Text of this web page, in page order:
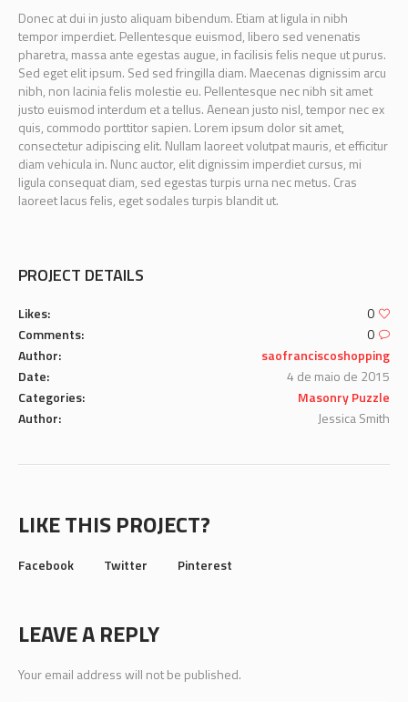
Donec at dui in justo aliquam bibendum. Etiam at ligula in nibh
tempor imperdiet. Pellentesque euismod, libero sed venenatis
pharetra, massa ante egestas augue, in facilisis felis neque ut purus.
Sed eget elit ipsum. Sed sed fringilla diam. Maecenas dignissim arcu
nibh, non lacinia felis molestie eu. Pellentesque nec nibh sit amet
justo euismod interdum et a tellus. Aenean justo nisl, tempor nec ex
quis, commodo porttitor sapien. Lorem ipsum dolor sit amet,
consectetur adipiscing elit. Nullam laoreet volutpat mauris, et efficitur
diam vehicula in. Nunc auctor, elit dignissim imperdiet cursus, mi
ligula consequat diam, sed egestas turpis urna nec metus. Cras
laoreet lacus felis, eget sodales turpis blandit ut.
PROJECT DETAILS
Likes:
0
Comments:
0
Author:
saofranciscoshopping
Date:
4 de maio de 2015
Categories:
Masonry Puzzle
Author:
Jessica Smith
LIKE THIS PROJECT?
Facebook Twitter Pinterest
LEAVE A REPLY
Your email address will not be published.